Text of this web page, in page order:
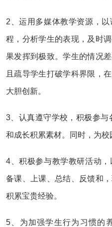
2、运用多媒体教学资源，
程，分析学生的表现，及时
果发挥到极致。学生的情况
且疏导学生打破学科界限，
大胆创新。
3、认真遵守学校，积极参
和成长积累素材。同时，为校
4、积极参与教学教研活动
备课、上课、总结、反馈和
积累宝贵经验。
5、为加强学生行为习惯的